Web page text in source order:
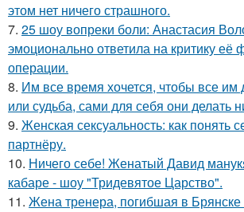
этом нет ничего страшного.
7. 25 шоу вопреки боли: Анастасия
эмоционально ответила на критику
операции.
8. Им все время хочется, чтобы все им
или судьба, сами для себя они делать
9. Женская сексуальность: как понять
партнёру.
10. Ничего себе! Женатый Давид
кабаре - шоу "Тридевятое Царство".
11. Жена тренера, погибшая в Брянске